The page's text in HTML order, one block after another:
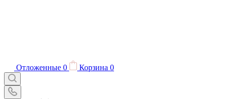
Отложенные 0 Корзина 0